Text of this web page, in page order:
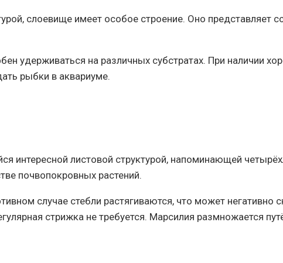
слоевище имеет особое строение. Оно представляет
удерживаться на различных субстратах. При наличии
рыбки в аквариуме.
интересной листовой структурой, напоминающей
почвопокровных растений.
случае стебли растягиваются, что может
стрижка не требуется. Марсилия размножается